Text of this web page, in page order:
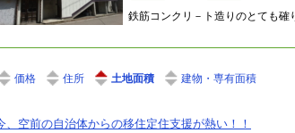
価格 住所 土地面積 建物・専有面積
、空前の自治体からの移住定住支援が熱い！！